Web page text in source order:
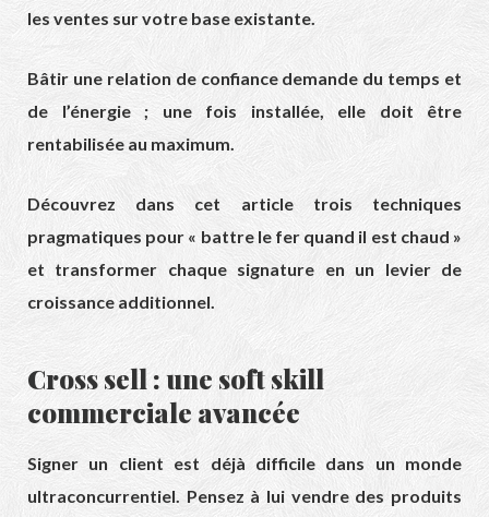
les ventes sur votre base existante.
Bâtir une relation de confiance demande du temps et
de l’énergie ; une fois installée, elle doit être
rentabilisée au maximum.
Découvrez dans cet article trois techniques
pragmatiques pour « battre le fer quand il est chaud »
et transformer chaque signature en un levier de
croissance additionnel.
Cross sell : une soft skill
commerciale avancée
Signer un client est déjà difficile dans un monde
ultraconcurrentiel. Pensez à lui vendre des produits